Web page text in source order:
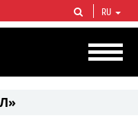
интегрированных
приходится более 2%
запасов углеводородов.
RU